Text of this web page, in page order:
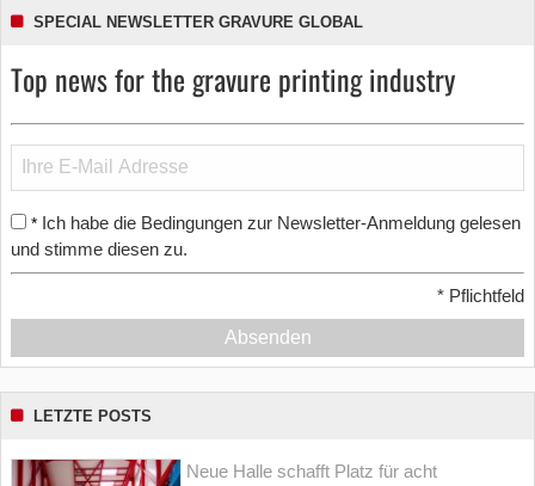
SPECIAL NEWSLETTER GRAVURE GLOBAL
Top news for the gravure printing industry
* Ich habe die Bedingungen zur Newsletter-Anmeldung gelesen
und stimme diesen zu.
* Pflichtfeld
Absenden
LETZTE POSTS
Neue Halle schafft Platz für acht